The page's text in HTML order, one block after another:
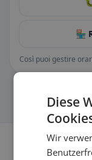
🏪
Così puoi gestire
Diese
Wir